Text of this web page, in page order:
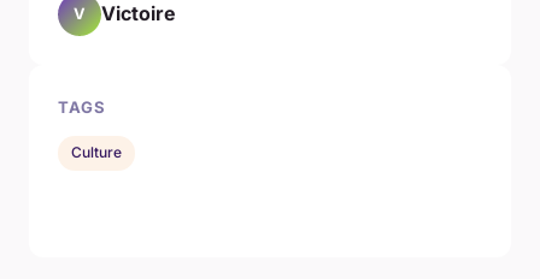
V Victoire
TAGS
Culture